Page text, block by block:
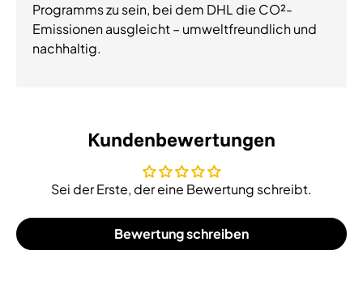
Programms zu sein, bei dem DHL die CO²-
Emissionen ausgleicht – umweltfreundlich und
nachhaltig.
Kundenbewertungen
Sei der Erste, der eine Bewertung schreibt.
Bewertung schreiben